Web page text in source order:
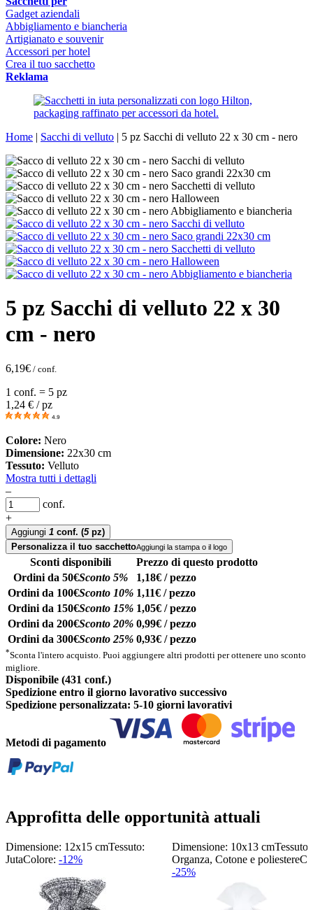
Gadget aziendali
Abbigliamento e biancheria
Artigianato e souvenir
Accessori per hotel
Crea il tuo sacchetto
Reklama
Home | Sacchi di velluto | 5 pz Sacchi di velluto 22 x 30 cm - nero
5 pz Sacchi di velluto 22 x 30
cm - nero
6,19€ / conf.
1 conf. = 5 pz
1,24 € / pz
4.9
Colore: Nero
Dimensione: 22x30 cm
Tessuto: Velluto
Mostra tutti i dettagli
–
conf.
+
Aggiungi 1 conf. (5pz)
Personalizza il tuo sacchettoAggiungi la stampa o il logo
Sconti disponibili
Prezzo di questo prodotto
Ordini da 50€Sconto 5%
1,18€ / pezzo
Ordini da 100€Sconto 10% 1,11€ / pezzo
Ordini da 150€Sconto 15% 1,05€ / pezzo
Ordini da 200€Sconto 20% 0,99€ / pezzo
Ordini da 300€Sconto 25% 0,93€ / pezzo
*Sconta l'intero acquisto. Puoi aggiungere altri prodotti per ottenere uno sconto
migliore.
Disponibile (431 conf.)
Spedizione entro il giorno lavorativo successivo
Spedizione personalizzata: 5-10 giorni lavorativi
Metodi di pagamento
Approfitta delle opportunità attuali
Dimensione: 12x15 cmTessuto:
JutaColore: -12%
Dimensione: 10x13 cmTessuto:
Organza, Cotone e poliestere
-25%